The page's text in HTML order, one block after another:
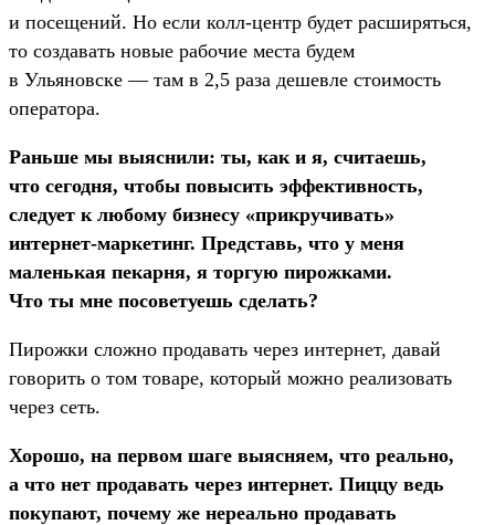
и посещений. Но если колл-центр будет расширяться,
то создавать новые рабочие места будем
в Ульяновске — там в 2,5 раза дешевле стоимость
оператора.
Раньше мы выяснили: ты, как и я, считаешь,
что сегодня, чтобы повысить эффективность,
следует к любому бизнесу «прикручивать»
интернет-маркетинг. Представь, что у меня
маленькая пекарня, я торгую пирожками.
Что ты мне посоветуешь сделать?
Пирожки сложно продавать через интернет, давай
говорить о том товаре, который можно реализовать
через сеть.
Хорошо, на первом шаге выясняем, что реально,
а что нет продавать через интернет. Пиццу ведь
покупают, почему же нереально продавать